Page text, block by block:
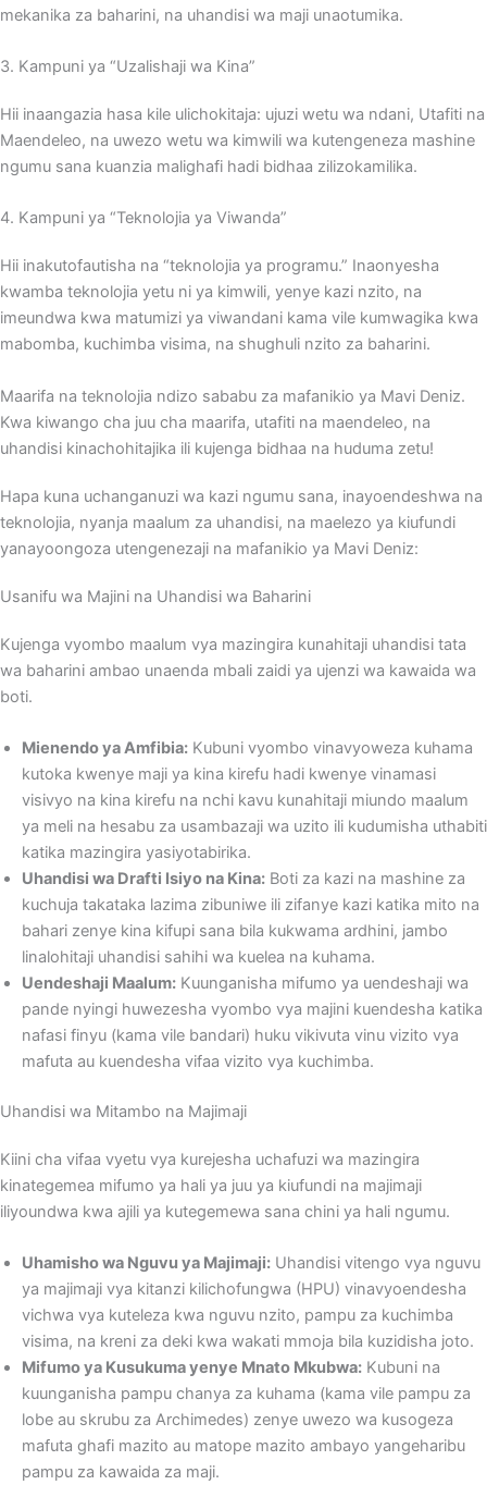
mekanika za baharini, na uhandisi wa maji unaotumika.
3. Kampuni ya “Uzalishaji wa Kina”
Hii inaangazia hasa kile ulichokitaja: ujuzi wetu wa ndani, Utafiti na
Maendeleo, na uwezo wetu wa kimwili wa kutengeneza mashine
ngumu sana kuanzia malighafi hadi bidhaa zilizokamilika.
4. Kampuni ya “Teknolojia ya Viwanda”
Hii inakutofautisha na “teknolojia ya programu.” Inaonyesha
kwamba teknolojia yetu ni ya kimwili, yenye kazi nzito, na
imeundwa kwa matumizi ya viwandani kama vile kumwagika kwa
mabomba, kuchimba visima, na shughuli nzito za baharini.
Maarifa na teknolojia ndizo sababu za mafanikio ya Mavi Deniz.
Kwa kiwango cha juu cha maarifa, utafiti na maendeleo, na
uhandisi kinachohitajika ili kujenga bidhaa na huduma zetu!
Hapa kuna uchanganuzi wa kazi ngumu sana, inayoendeshwa na
teknolojia, nyanja maalum za uhandisi, na maelezo ya kiufundi
yanayoongoza utengenezaji na mafanikio ya Mavi Deniz:
Usanifu wa Majini na Uhandisi wa Baharini
Kujenga vyombo maalum vya mazingira kunahitaji uhandisi tata
wa baharini ambao unaenda mbali zaidi ya ujenzi wa kawaida wa
boti.
Mienendo ya Amfibia: Kubuni vyombo vinavyoweza kuhama
kutoka kwenye maji ya kina kirefu hadi kwenye vinamasi
visivyo na kina kirefu na nchi kavu kunahitaji miundo maalum
ya meli na hesabu za usambazaji wa uzito ili kudumisha uthabiti
katika mazingira yasiyotabirika.
Uhandisi wa Drafti Isiyo na Kina: Boti za kazi na mashine za
kuchuja takataka lazima zibuniwe ili zifanye kazi katika mito na
bahari zenye kina kifupi sana bila kukwama ardhini, jambo
linalohitaji uhandisi sahihi wa kuelea na kuhama.
Uendeshaji Maalum: Kuunganisha mifumo ya uendeshaji wa
pande nyingi huwezesha vyombo vya majini kuendesha katika
nafasi finyu (kama vile bandari) huku vikivuta vinu vizito vya
mafuta au kuendesha vifaa vizito vya kuchimba.
Uhandisi wa Mitambo na Majimaji
Kiini cha vifaa vyetu vya kurejesha uchafuzi wa mazingira
kinategemea mifumo ya hali ya juu ya kiufundi na majimaji
iliyoundwa kwa ajili ya kutegemewa sana chini ya hali ngumu.
Uhamisho wa Nguvu ya Majimaji: Uhandisi vitengo vya nguvu
ya majimaji vya kitanzi kilichofungwa (HPU) vinavyoendesha
vichwa vya kuteleza kwa nguvu nzito, pampu za kuchimba
visima, na kreni za deki kwa wakati mmoja bila kuzidisha joto.
Mifumo ya Kusukuma yenye Mnato Mkubwa: Kubuni na
kuunganisha pampu chanya za kuhama (kama vile pampu za
lobe au skrubu za Archimedes) zenye uwezo wa kusogeza
mafuta ghafi mazito au matope mazito ambayo yangeharibu
pampu za kawaida za maji.